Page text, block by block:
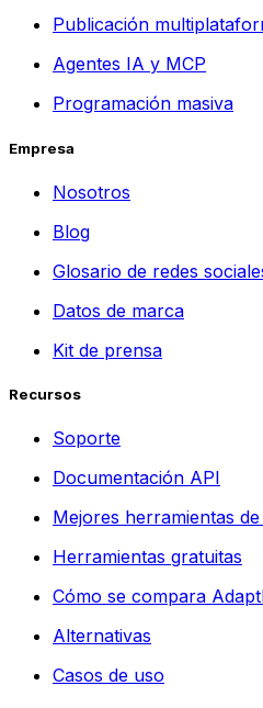
Publicación
Agentes IA y MCP
Programación masiva
Empresa
Nosotros
Blog
Glosario de redes
Datos de marca
Kit de prensa
Recursos
Soporte
Documentación API
Mejores herramientas
Herramientas gratuitas
Cómo se compara
Alternativas
Casos de uso